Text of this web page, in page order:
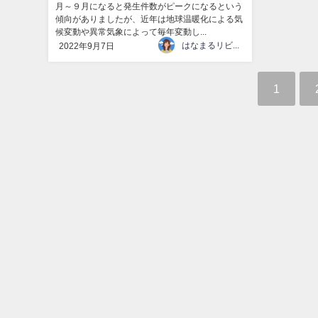
月～９月になると発生件数がピークになるという
傾向がありましたが、近年は地球温暖化による気
候変動や異常気象によって毎年変動し...
2022年9月7日
1